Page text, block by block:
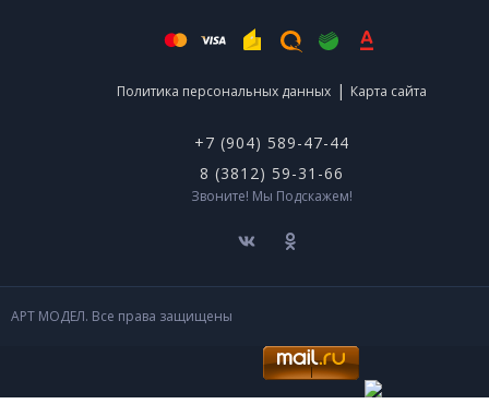
Политика персональных данных | Карта сайта
+7 (904) 589-47-44
8 (3812) 59-31-66
Звоните! Мы Подскажем!
АРТ МОДЕЛ. Все права защищены